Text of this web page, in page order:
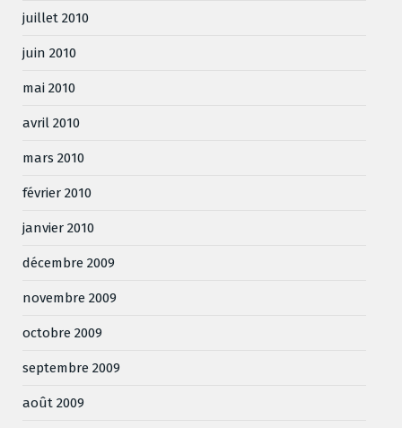
juillet 2010
juin 2010
mai 2010
avril 2010
mars 2010
février 2010
janvier 2010
décembre 2009
novembre 2009
octobre 2009
septembre 2009
août 2009